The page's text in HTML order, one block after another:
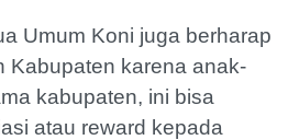
Umum Koni juga berharap
Kabupaten karena anak-
kabupaten, ini bisa
atau reward kepada